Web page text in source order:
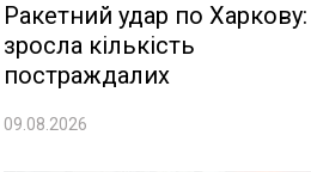
Ракетний удар по Харкову:
зросла кількість
постраждалих
09.08.2026